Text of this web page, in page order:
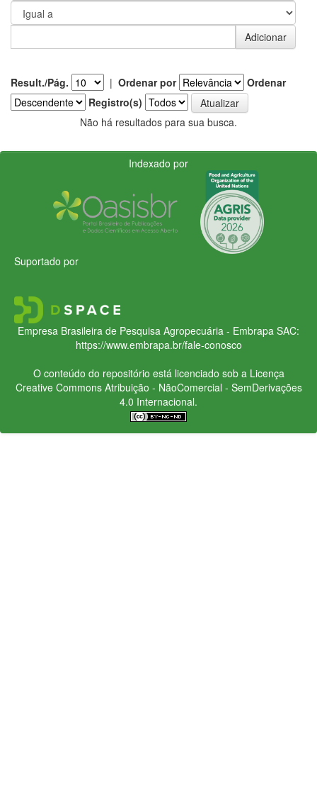
Result./Pág. | Ordenar por
Ordenar
Registro(s)
Não há resultados para sua busca.
Indexado por
Suportado por
Empresa Brasileira de Pesquisa Agropecuária - Embrapa SAC:
https://www.embrapa.br/fale-conosco
O conteúdo do repositório está licenciado sob a Licença
Creative CommonsAtribuição - NãoComercial - SemDerivações
4.0 Internacional.